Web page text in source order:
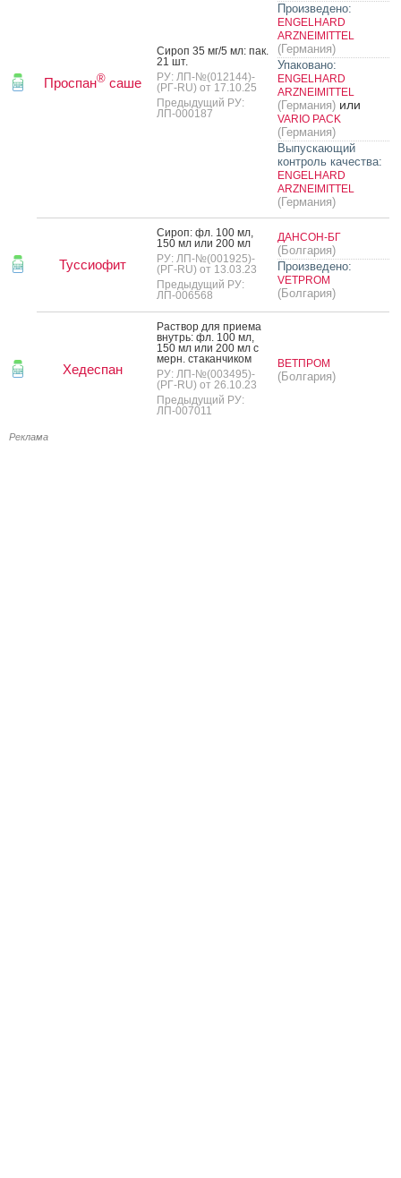
Проспан®саше
Си­роп 35 мг/5 мл: пак.
21 шт.
РУ: ЛП-№(012144)-
(РГ-RU) от 17.10.25
Предыдущий РУ:
ЛП-000187
Произведено:
ENGELHARD
ARZNEIMITTEL
(Германия)
Упаковано:
ENGELHARD
ARZNEIMITTEL
(Германия) или
VARIO PACK
(Германия)
Выпускающий
контроль качества:
ENGELHARD
ARZNEIMITTEL
(Германия)
Туссиофит
Си­роп: фл. 100 мл,
150 мл или 200 мл
РУ: ЛП-№(001925)-
(РГ-RU) от 13.03.23
Предыдущий РУ:
ЛП-006568
ДАНСОН-БГ
(Болгария)
Произведено:
VETPROM
(Болгария)
Хедеспан
Рас­твор для при­ема
внутрь: фл. 100 мл,
150 мл или 200 мл с
мерн. ста­кан­чи­ком
РУ: ЛП-№(003495)-
(РГ-RU) от 26.10.23
Предыдущий РУ:
ЛП-007011
ВЕТПРОМ
(Болгария)
Реклама